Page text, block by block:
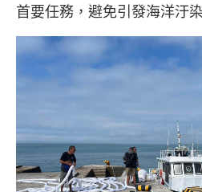
首要任務，避免引發海洋汙